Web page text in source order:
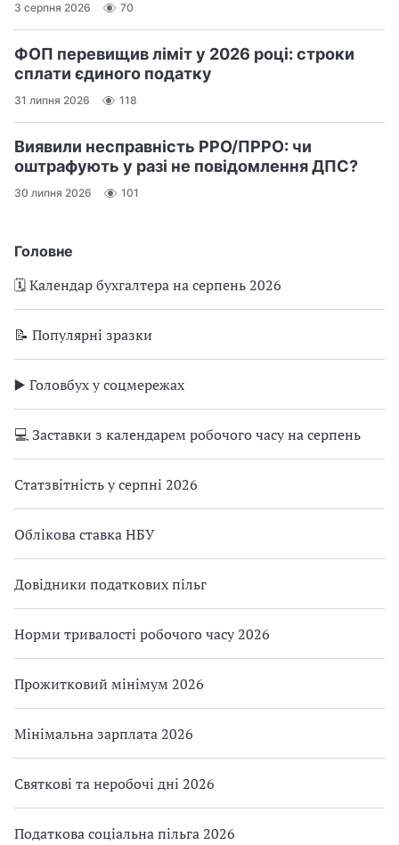
Головне
🗓️ Календар бухгалтера на серпень 2026
📝 Популярні зразки
▶️ Головбух у соцмережах
💻 Заставки з календарем робочого часу на серпень
Статзвітність у серпні 2026
Облікова ставка НБУ
Довідники податкових пільг
Норми тривалості робочого часу 2026
Прожитковий мінімум 2026
Мінімальна зарплата 2026
Святкові та неробочі дні 2026
Податкова соціальна пільга 2026
3 серпня 2026 70
ФОП перевищив ліміт у 2026 році: строки
сплати єдиного податку
31 липня 2026 118
Виявили несправність РРО/ПРРО: чи
оштрафують у разі не повідомлення ДПС?
30 липня 2026 101